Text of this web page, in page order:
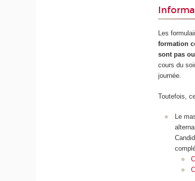
Les
formation
sont pas
cours du
journée.
Toutefois,
Le